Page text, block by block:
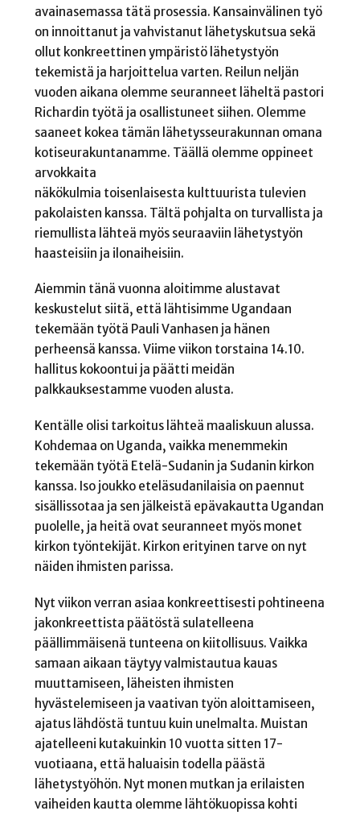
avainasemassa tätä prosessia. Kansainvälinen työ
on innoittanut ja vahvistanut lähetyskutsua sekä
ollut konkreettinen ympäristö lähetystyön
tekemistä ja harjoittelua varten. Reilun neljän
vuoden aikana olemme seuranneet läheltä pastori
Richardin työtä ja osallistuneet siihen. Olemme
saaneet kokea tämän lähetysseurakunnan omana
kotiseurakuntanamme. Täällä olemme oppineet
arvokkaita
näkökulmia toisenlaisesta kulttuurista tulevien
pakolaisten kanssa. Tältä pohjalta on turvallista ja
riemullista lähteä myös seuraaviin lähetystyön
haasteisiin ja ilonaiheisiin.
Aiemmin tänä vuonna aloitimme alustavat
keskustelut siitä, että lähtisimme Ugandaan
tekemään työtä Pauli Vanhasen ja hänen
perheensä kanssa. Viime viikon torstaina 14.10.
hallitus kokoontui ja päätti meidän
palkkauksestamme vuoden alusta.
Kentälle olisi tarkoitus lähteä maaliskuun alussa.
Kohdemaa on Uganda, vaikka menemmekin
tekemään työtä Etelä-Sudanin ja Sudanin kirkon
kanssa. Iso joukko eteläsudanilaisia on paennut
sisällissotaa ja sen jälkeistä epävakautta Ugandan
puolelle, ja heitä ovat seuranneet myös monet
kirkon työntekijät. Kirkon erityinen tarve on nyt
näiden ihmisten parissa.
Nyt viikon verran asiaa konkreettisesti pohtineena
jakonkreettista päätöstä sulatelleena
päällimmäisenä tunteena on kiitollisuus. Vaikka
samaan aikaan täytyy valmistautua kauas
muuttamiseen, läheisten ihmisten
hyvästelemiseen ja vaativan työn aloittamiseen,
ajatus lähdöstä tuntuu kuin unelmalta. Muistan
ajatelleeni kutakuinkin 10 vuotta sitten 17-
vuotiaana, että haluaisin todella päästä
lähetystyöhön. Nyt monen mutkan ja erilaisten
vaiheiden kautta olemme lähtökuopissa kohti